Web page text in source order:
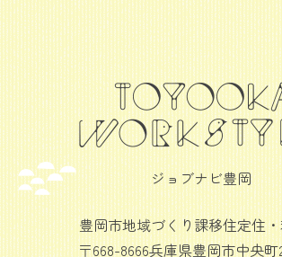
ジョブナビ豊岡
豊岡市地域づくり課移住定住
〒668-8666兵庫県豊岡市中央町